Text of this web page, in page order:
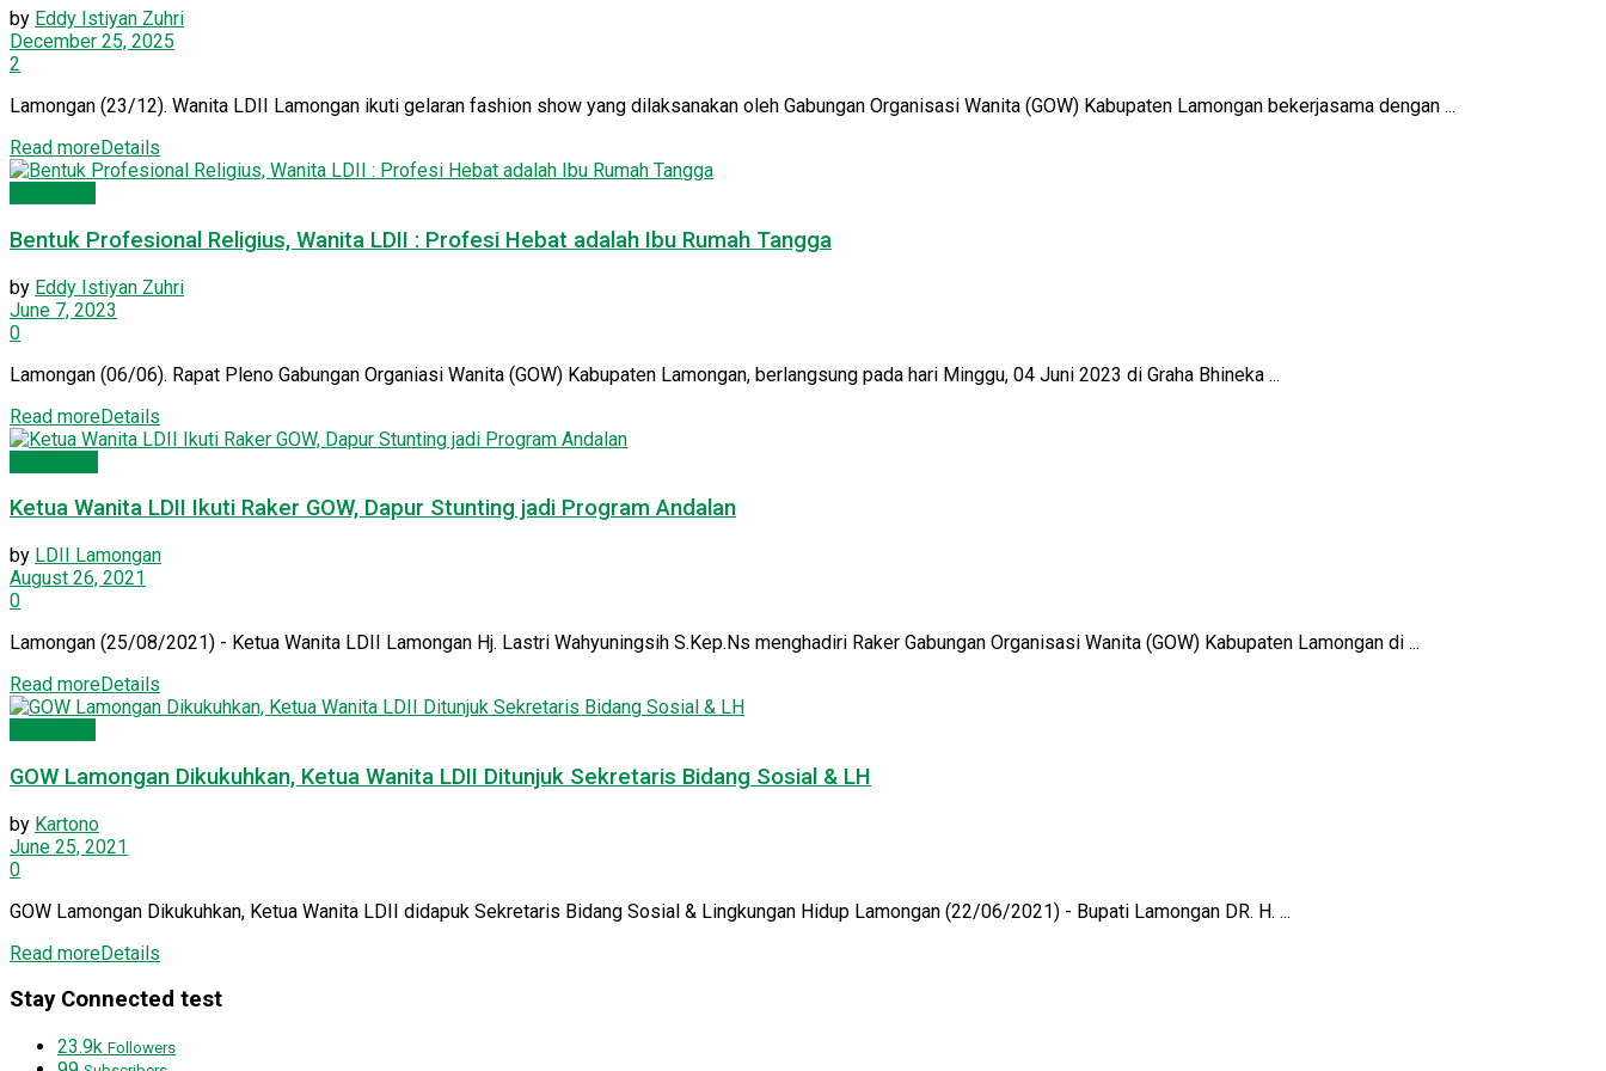
by Eddy Istiyan Zuhri
December 25, 2025
2
Lamongan (23/12). Wanita LDII Lamongan ikuti gelaran fashion show yang dilaksanakan oleh Gabungan Organisasi Wanita (GOW) Kabupaten Lamongan bekerjasama dengan ...
Read moreDetails
Bentuk Profesional Religius, Wanita LDII : Profesi Hebat adalah Ibu Rumah Tangga
by Eddy Istiyan Zuhri
June 7, 2023
0
Lamongan (06/06). Rapat Pleno Gabungan Organiasi Wanita (GOW) Kabupaten Lamongan, berlangsung pada hari Minggu, 04 Juni 2023 di Graha Bhineka ...
Read moreDetails
Ketua Wanita LDII Ikuti Raker GOW, Dapur Stunting jadi Program Andalan
by LDII Lamongan
August 26, 2021
0
Lamongan (25/08/2021) - Ketua Wanita LDII Lamongan Hj. Lastri Wahyuningsih S.Kep.Ns menghadiri Raker Gabungan Organisasi Wanita (GOW) Kabupaten Lamongan di ...
Read moreDetails
GOW Lamongan Dikukuhkan, Ketua Wanita LDII Ditunjuk Sekretaris Bidang Sosial & LH
by Kartono
June 25, 2021
0
GOW Lamongan Dikukuhkan, Ketua Wanita LDII didapuk Sekretaris Bidang Sosial & Lingkungan Hidup Lamongan (22/06/2021) - Bupati Lamongan DR. H. ...
Read moreDetails
Stay Connected test
23.9k Followers